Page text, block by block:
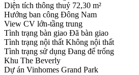
Diện tích thông thuỷ 72,30 m²
Hướng ban công Đông Nam
View CV lớn-tầng trung
Tình trạng bàn giao Đã bàn giao
Tình trạng nội thất Không nội thất
Tình trạng sử dụng Đang để trống
Khu The Beverly
Dự án Vinhomes Grand Park